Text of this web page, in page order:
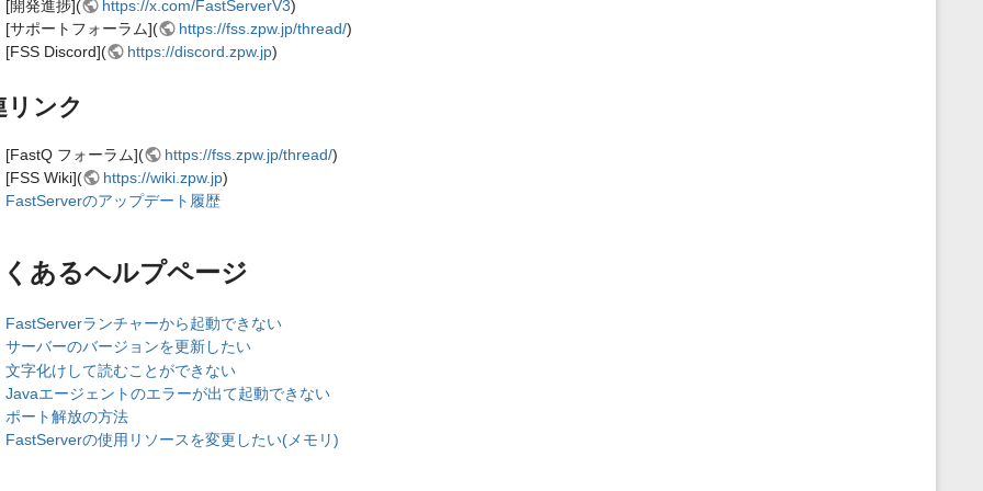
[開発進捗]( https://x.com/FastServerV3)
[サポートフォーラム](
https://fss.zpw.jp/thread/)
[FSS Discord](
https://discord.zpw.jp)
リンク
[FastQ フォーラム]( https://fss.zpw.jp/thread/)
[FSS Wiki](
https://wiki.zpw.jp)
FastServerのアップデート履歴
くあるヘルプページ
FastServerランチャーから起動できない
サーバーのバージョンを更新したい
文字化けして読むことができない
Javaエージェントのエラーが出て起動できない
ポート解放の方法
FastServerの使用リソースを変更したい(メモリ)